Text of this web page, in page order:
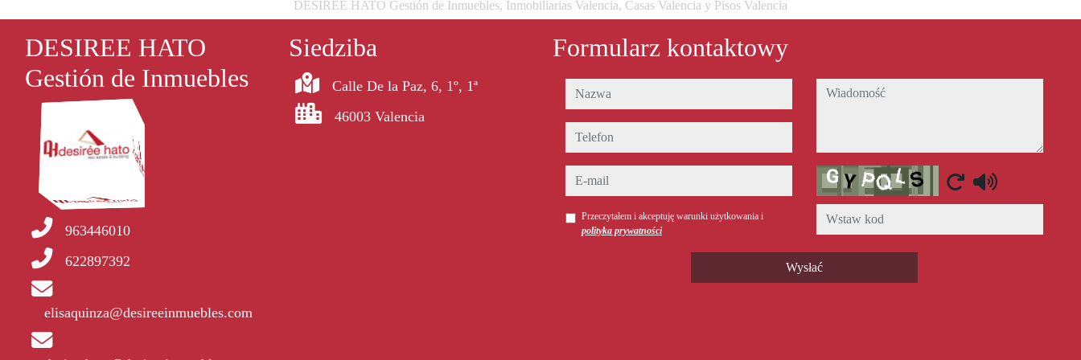
DESIREE HATO Gestión de Inmuebles, Inmobiliarias Valencia, Casas Valencia y Pisos Valencia
DESIREE HATO
Gestión de Inmuebles
963446010
622897392
elisaquinza@desireeinmuebles.com
Siedziba
Calle De la Paz, 6, 1º, 1ª
46003 Valencia
Formularz kontaktowy
nazwa
telefon
e-mail
Przeczytałem i akceptuję warunki użytkowania i
polityka prywatności
wiadomość
Captcha
Wysłać